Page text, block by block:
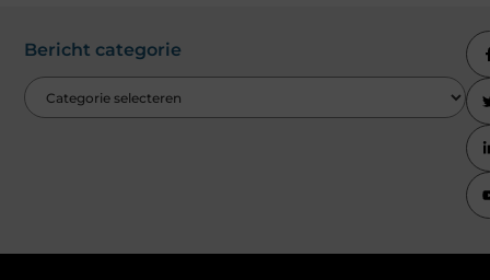
Bericht categorie